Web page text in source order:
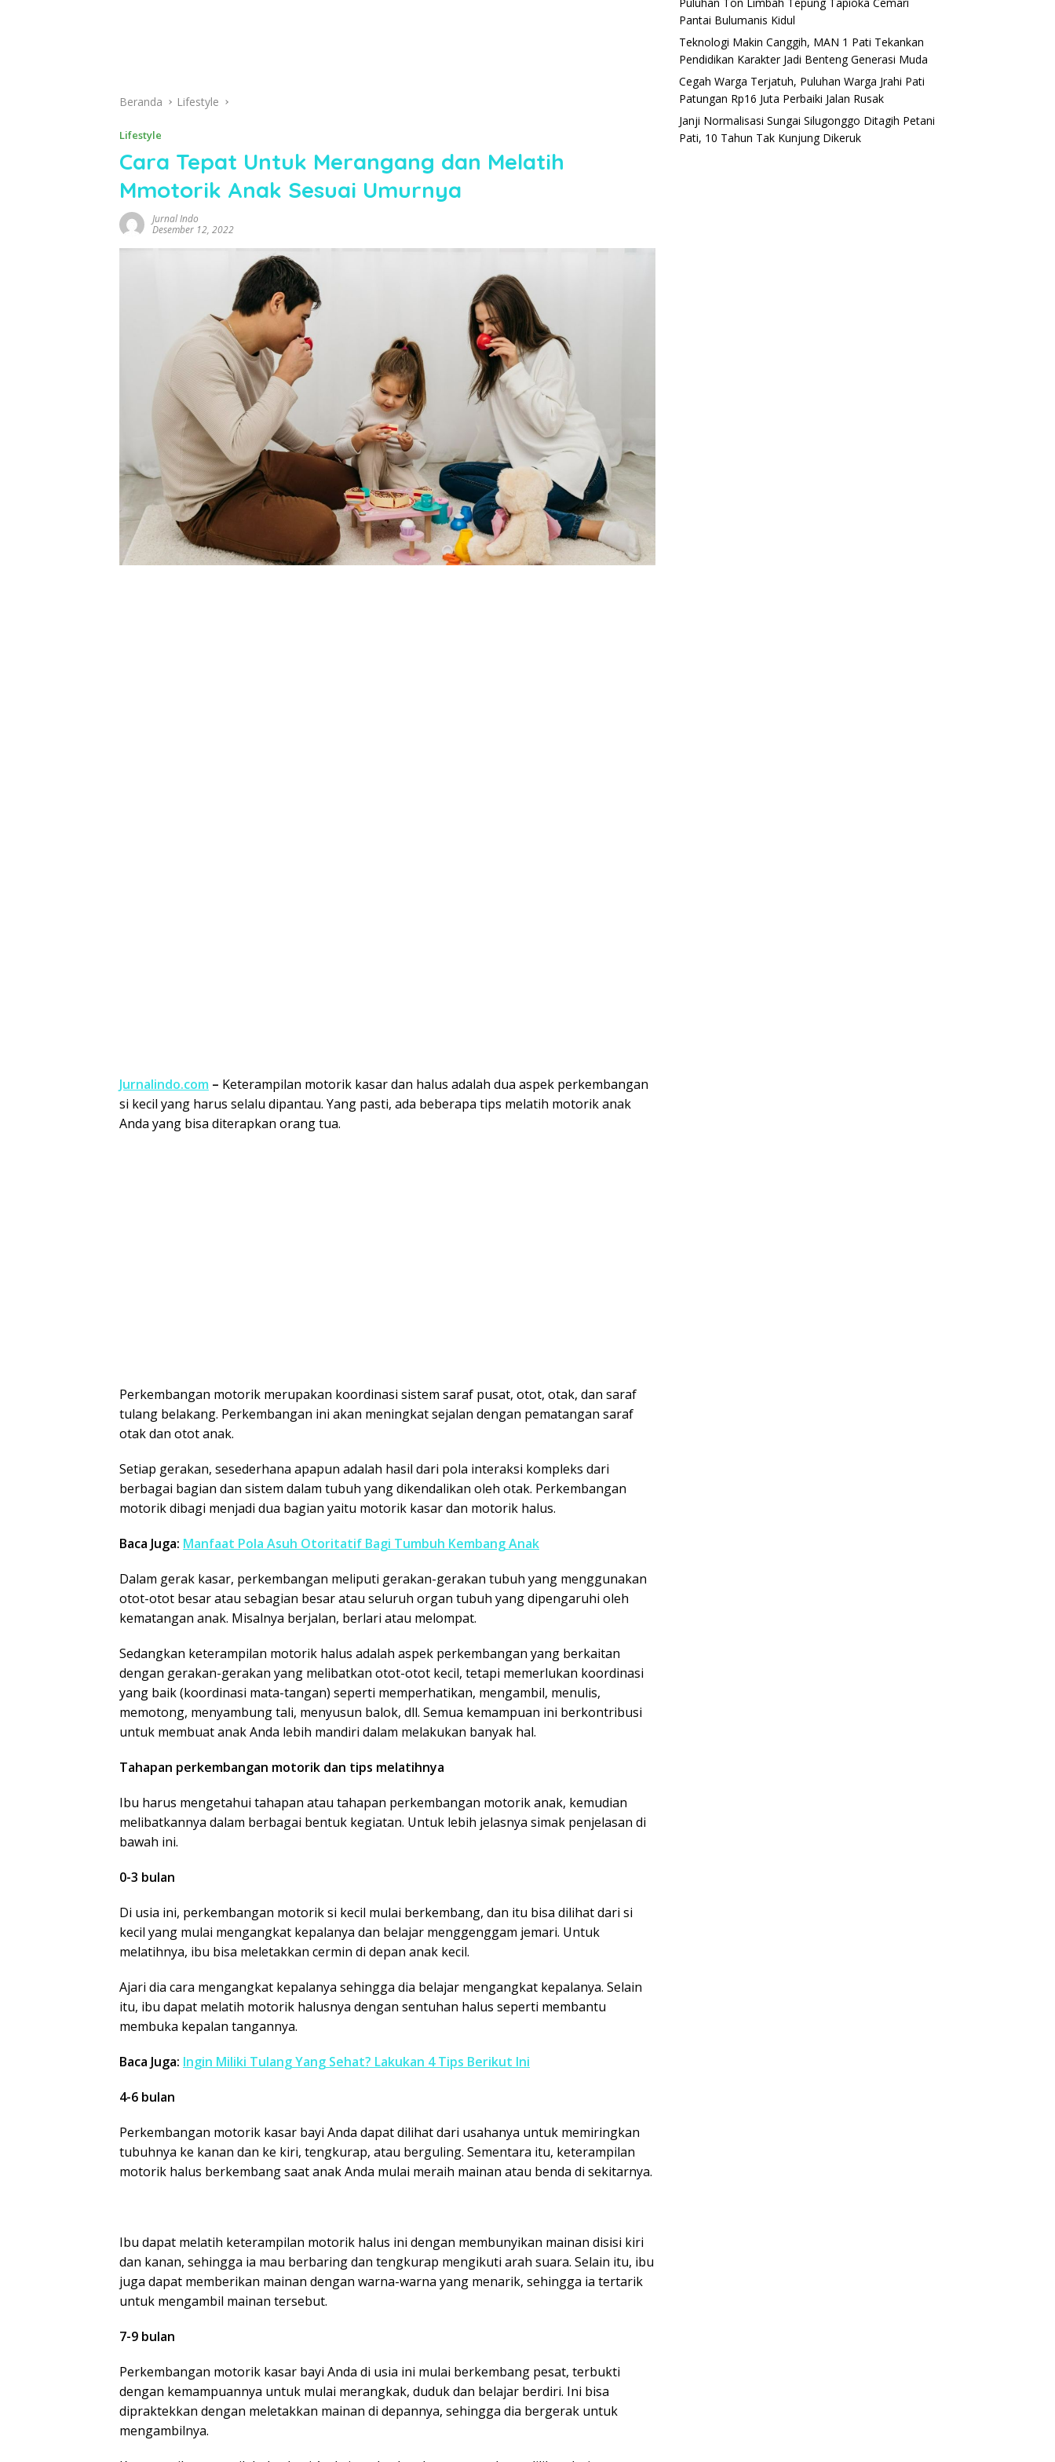
Beranda Lifestyle
Lifestyle
Cara Tepat Untuk Merangang dan Melatih
Mmotorik Anak Sesuai Umurnya
Jurnal Indo
Desember 12, 2022
Jurnalindo.com – Keterampilan motorik kasar dan halus adalah dua aspek perkembangan
si kecil yang harus selalu dipantau. Yang pasti, ada beberapa tips melatih motorik anak
Anda yang bisa diterapkan orang tua.
Perkembangan motorik merupakan koordinasi sistem saraf pusat, otot, otak, dan saraf
tulang belakang. Perkembangan ini akan meningkat sejalan dengan pematangan saraf
otak dan otot anak.
Setiap gerakan, sesederhana apapun adalah hasil dari pola interaksi kompleks dari
berbagai bagian dan sistem dalam tubuh yang dikendalikan oleh otak. Perkembangan
motorik dibagi menjadi dua bagian yaitu motorik kasar dan motorik halus.
Baca Juga: Manfaat Pola Asuh Otoritatif Bagi Tumbuh Kembang Anak
Dalam gerak kasar, perkembangan meliputi gerakan-gerakan tubuh yang menggunakan
otot-otot besar atau sebagian besar atau seluruh organ tubuh yang dipengaruhi oleh
kematangan anak. Misalnya berjalan, berlari atau melompat.
Sedangkan keterampilan motorik halus adalah aspek perkembangan yang berkaitan
dengan gerakan-gerakan yang melibatkan otot-otot kecil, tetapi memerlukan koordinasi
yang baik (koordinasi mata-tangan) seperti memperhatikan, mengambil, menulis,
memotong, menyambung tali, menyusun balok, dll. Semua kemampuan ini berkontribusi
untuk membuat anak Anda lebih mandiri dalam melakukan banyak hal.
Tahapan perkembangan motorik dan tips melatihnya
Ibu harus mengetahui tahapan atau tahapan perkembangan motorik anak, kemudian
melibatkannya dalam berbagai bentuk kegiatan. Untuk lebih jelasnya simak penjelasan di
bawah ini.
0-3 bulan
Di usia ini, perkembangan motorik si kecil mulai berkembang, dan itu bisa dilihat dari si
kecil yang mulai mengangkat kepalanya dan belajar menggenggam jemari. Untuk
melatihnya, ibu bisa meletakkan cermin di depan anak kecil.
Ajari dia cara mengangkat kepalanya sehingga dia belajar mengangkat kepalanya. Selain
itu, ibu dapat melatih motorik halusnya dengan sentuhan halus seperti membantu
membuka kepalan tangannya.
Baca Juga: Ingin Miliki Tulang Yang Sehat? Lakukan 4 Tips Berikut Ini
4-6 bulan
Perkembangan motorik kasar bayi Anda dapat dilihat dari usahanya untuk memiringkan
tubuhnya ke kanan dan ke kiri, tengkurap, atau berguling. Sementara itu, keterampilan
motorik halus berkembang saat anak Anda mulai meraih mainan atau benda di sekitarnya.
Ibu dapat melatih keterampilan motorik halus ini dengan membunyikan mainan disisi kiri
dan kanan, sehingga ia mau berbaring dan tengkurap mengikuti arah suara. Selain itu, ibu
juga dapat memberikan mainan dengan warna-warna yang menarik, sehingga ia tertarik
untuk mengambil mainan tersebut.
7-9 bulan
Perkembangan motorik kasar bayi Anda di usia ini mulai berkembang pesat, terbukti
dengan kemampuannya untuk mulai merangkak, duduk dan belajar berdiri. Ini bisa
dipraktekkan dengan meletakkan mainan di depannya, sehingga dia bergerak untuk
mengambilnya.
Pantai Bulumanis Kidul
Teknologi Makin Canggih, MAN 1 Pati Tekankan
Pendidikan Karakter Jadi Benteng Generasi Muda
Cegah Warga Terjatuh, Puluhan Warga Jrahi Pati
Patungan Rp16 Juta Perbaiki Jalan Rusak
Janji Normalisasi Sungai Silugonggo Ditagih Petani
Pati, 10 Tahun Tak Kunjung Dikeruk